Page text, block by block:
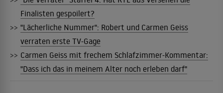
Finalisten gespoilert?
>> "Lächerliche Nummer": Robert und Carmen Geiss
verraten erste TV-Gage
>> Carmen Geiss mit frechem Schlafzimmer-Kommentar:
"Dass ich das in meinem Alter noch erleben darf"